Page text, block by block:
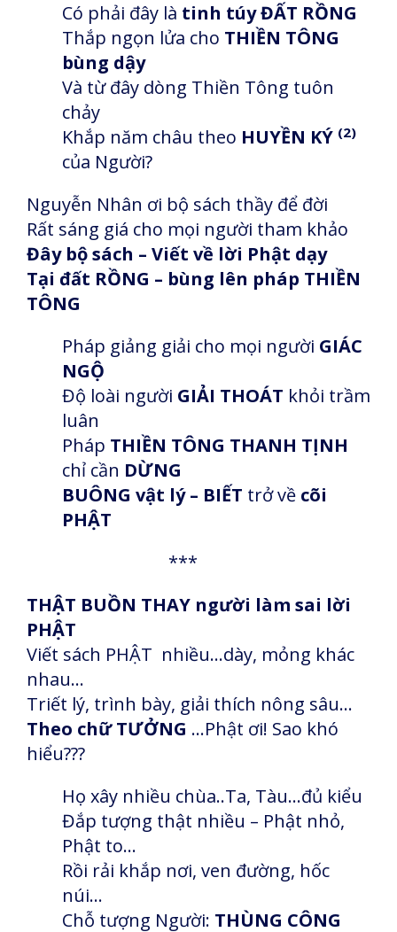
Có phải đây là tinh túy ĐẤT RỒNG
Thắp ngọn lửa cho THIỀN TÔNG
bùng dậy
Và từ đây dòng Thiền Tông tuôn
chảy
Khắp năm châu theo HUYỀN KÝ (2)
của Người?
Nguyễn Nhân ơi bộ sách thầy để đời
Rất sáng giá cho mọi người tham khảo
Đây bộ sách – Viết về lời Phật dạy
Tại đất RỒNG – bùng lên pháp THIỀN
TÔNG
Pháp giảng giải cho mọi người GIÁC
NGỘ
Độ loài người GIẢI THOÁT khỏi trầm
luân
Pháp THIỀN TÔNG THANH TỊNH
chỉ cần DỪNG
BUÔNG vật lý – BIẾT trở về cõi
PHẬT
***
THẬT BUỒN THAY người làm sai lời
PHẬT
Viết sách PHẬT nhiều…dày, mỏng khác
nhau…
Triết lý, trình bày, giải thích nông sâu…
Theo chữ TƯỞNG …Phật ơi! Sao khó
hiểu???
Họ xây nhiều chùa..Ta, Tàu…đủ kiểu
Đắp tượng thật nhiều – Phật nhỏ,
Phật to…
Rồi rải khắp nơi, ven đường, hốc
núi…
Chỗ tượng Người: THÙNG CÔNG